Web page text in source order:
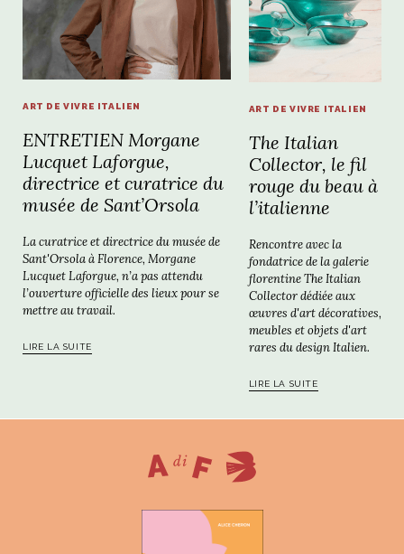
ART DE VIVRE ITALIEN
ENTRETIEN Morgane
Lucquet Laforgue,
directrice et curatrice du
musée de Sant’Orsola
La curatrice et directrice du musée de
Sant'Orsola à Florence, Morgane
Lucquet Laforgue, n’a pas attendu
l’ouverture officielle des lieux pour se
mettre au travail.
LIRE LA SUITE
ART DE VIVRE ITALIEN
The Italian
Collector, le fil
rouge du beau à
l’italienne
Rencontre avec la
fondatrice de la galerie
florentine The Italian
Collector dédiée aux
œuvres d'art décoratives,
meubles et objets d'art
rares du design Italien.
LIRE LA SUITE